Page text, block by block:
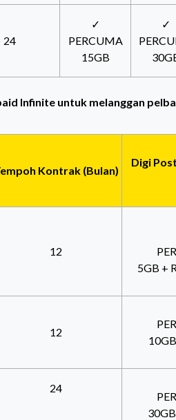
24
✓
PERCUMA
15GB
✓
Infinite untuk melanggan
Kontrak (Bulan)
Digi
12
5GB +
12
24